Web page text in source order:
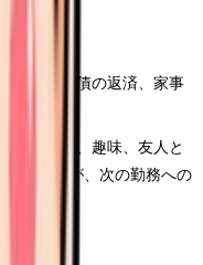
。睡眠負債の返済、家事
心。外出、趣味、友人と
ることが、次の勤務への